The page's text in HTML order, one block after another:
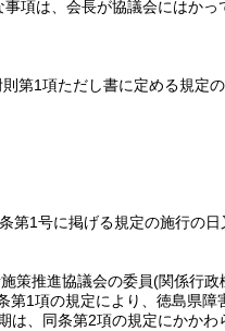
項は、会長が協議会にはかっ
則第1項ただし書に定める規定
第1号に掲げる規定の施行の
策推進協議会の委員(関係行政
1項の規定により、徳島県
、同条第2項の規定にかか